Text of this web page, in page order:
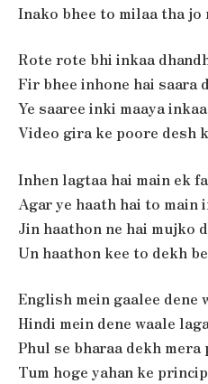
Inako bhee to milaa tha jo
Rote rote bhi inkaa
Fir bhee inhone hai saara
Ye saaree inki maaya
Video gira ke poore desh
Inhen lagtaa hai main ek
Agar ye haath hai to main
Jin haathon ne hai mujko
Un haathon kee to dekh
English mein gaalee dene
Hindi mein dene waale
Phul se bharaa dekh mera
Tum hoge yahan ke